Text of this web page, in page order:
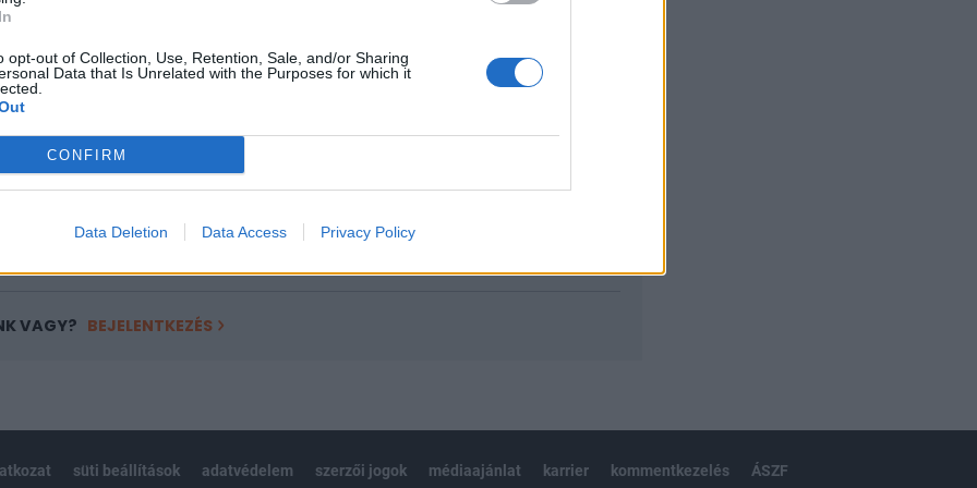
opt-out of Collection, Use, Retention, Sale, and/or Sharing
Data that Is Unrelated with the Purposes for which it
CONFIRM
Data Deletion Data Access Privacy Policy
tartalmazza:
cikkarchívum
elmúlt 2 év napon belüli
VAGY? BEJELENTKEZÉS
süti beállítások adatvédelem szerzői jogok médiaajánlat karrier kommentkezelés ÁSZF